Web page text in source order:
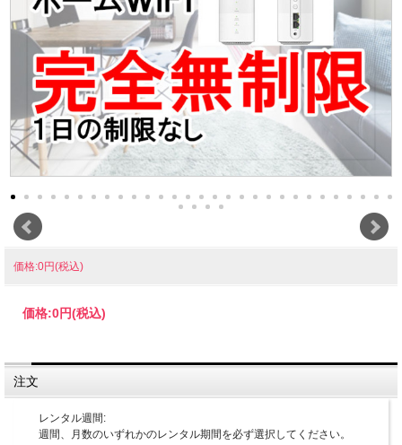
価格:0円(税込)
価格:0円(税込)
注文
レンタル週間:
週間、月数のいずれかのレンタル期間を必ず選択してください。